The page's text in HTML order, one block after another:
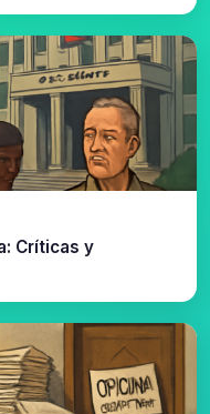
Críticas y